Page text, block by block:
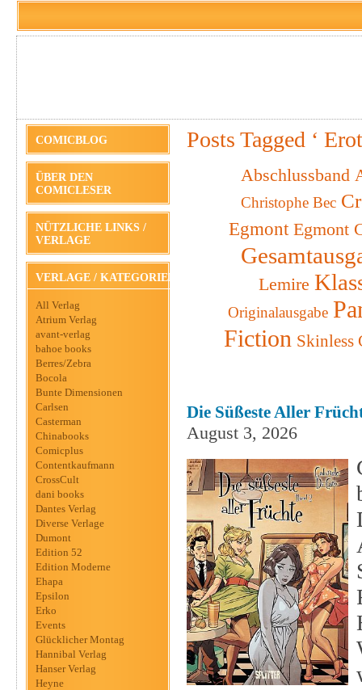
COMICBLOG
ÜBER DEN
COMICLESER
NÜTZLICHE LINKS /
VERLAGE
VERLAGE / KATEGORIEN
All Verlag
Atrium Verlag
avant-verlag
bahoe books
Berres/Zebra
Bocola
Bunte Dimensionen
Carlsen
Casterman
Chinabooks
Comicplus
Contentkaufmann
CrossCult
dani books
Dantes Verlag
Diverse Verlage
Dumont
Edition 52
Edition Moderne
Ehapa
Epsilon
Erko
Events
Glücklicher Montag
Hannibal Verlag
Hanser Verlag
Heyne
Posts Tagged ‘
Abschlussband
Christophe Bec
Egmont Egmont
Lemire
Originalausgabe
Fiction Skinless
Die Süßeste Aller
August 3, 2026